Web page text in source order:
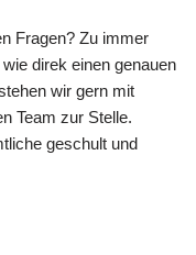
Fragen? Zu immer
direk einen genauen
wir gern mit
Team zur Stelle.
geschult und